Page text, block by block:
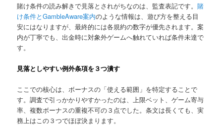
賭け条件の読み解きで見落とされがちなのは、監査表記です。賭
け条件とGambleAware案内のような情報は、遊び方を整える目
安にはなりますが、最終的には各規約の数字が優先されます。案
内が丁寧でも、出金時に対象外ゲームへ触れていれば条件未達で
す。
見落としやすい例外条項を３つ潰す
ここでの核心は、ボーナスの「使える範囲」を特定することで
す。調査で引っかかりやすかったのは、上限ベット、ゲーム寄与
率、複数ボーナスの重複不可の３点でした。条文は長くても、実
務上はこの３つでほぼ決まります。